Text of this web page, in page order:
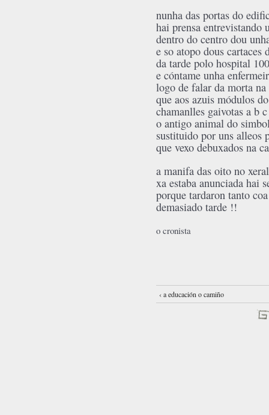
nunha das portas do
hai prensa entrevistando
dentro do centro dou
e so atopo dous cartaces
da tarde polo hospital
e cóntame unha
logo de falar da morta
que aos azuis módulos
chamanlles gaivotas a b
o antigo animal do
sustituido por uns alleos
que vexo debuxados na
a manifa das oito no xeral
xa estaba anunciada hai
porque tardaron tanto
demasiado tarde !!
o cronista
‹ a educación o camiño